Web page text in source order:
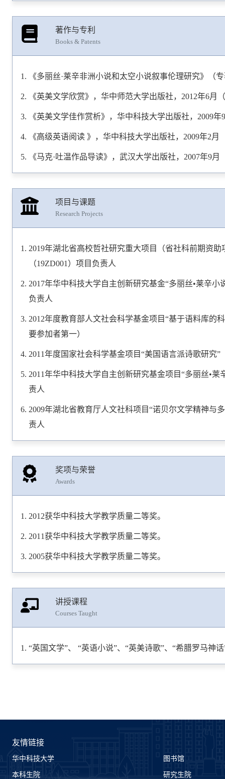
畸形的抽彩人：人性的沦丧与希望的渺茫，《中州大学
哈提姆的互文性翻译理论：贡献与缺陷，《解放军外
论象征在小说《抽彩》中的艺术运用 《外语教育》，
圣经“创世纪”与中国神话“创世说”比较研究 《外语教
著作与专利
Books & Patents
《多丽丝·莱辛非洲小说和太空小说叙事伦理研究》（
《英美文学欣赏》，华中师范大学出版社，2012年6月
《英美文学佳作赏析》，华中科技大学出版社，2009
《高级英语阅读 》，华中科技大学出版社，2009年2月
《马克·吐温作品导读》，武汉大学出版社，2007年9
项目与课题
Research Projects
2019年湖北省高校哲社研究重大项目（省社科前期资助
（19ZD001）项目负责人
2017年华中科技大学自主创新研究基金“多丽丝•莱辛
负责人
2012年度教育部人文社会科学基金项目“基于语料库的
要参加者第一）
2011年度国家社会科学基金项目“美国语言派诗歌研究
2011年华中科技大学自主创新研究基金项目“多丽丝•莱
责人
2009年湖北省教育厅人文社科项目“诺贝尔文学精神与
责人
奖项与荣誉
Awards
2012获华中科技大学教学质量二等奖。
2011获华中科技大学教学质量二等奖。
2005获华中科技大学教学质量二等奖。
讲授课程
Courses Taught
“英国文学”、 “英语小说”、“英美诗歌”、“希腊罗马神
友情链接
华中科技大学 图书馆
本科生院 研究生院